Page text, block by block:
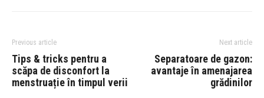
Previous article
Tips & tricks pentru a
scăpa de disconfort la
menstruație în timpul verii
Next article
Separatoare de gazon:
avantaje în amenajarea
grădinilor